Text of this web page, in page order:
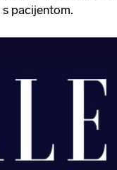
pacijentom.